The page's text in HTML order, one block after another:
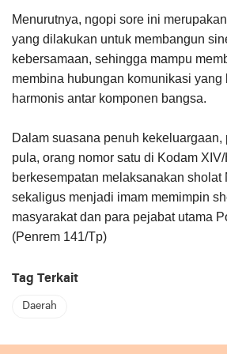
Menurutnya, ngopi sore ini
yang dilakukan untuk membangun
kebersamaan, sehingga mampu
membina hubungan komunikasi yang
harmonis antar komponen bangsa.
Dalam suasana penuh kekeluargaan,
pula, orang nomor satu di Kodam
berkesempatan melaksanakan sholat
sekaligus menjadi imam memimpin
masyarakat dan para pejabat utama
(Penrem 141/Tp)
Tag Terkait
Daerah